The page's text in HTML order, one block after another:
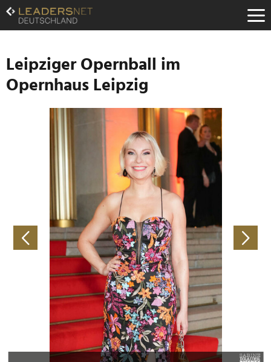
Zum
Inhalt
Zur
Navigation
Zur
Hauptnavigation
Leipziger Opernball im
Opernhaus Leipzig